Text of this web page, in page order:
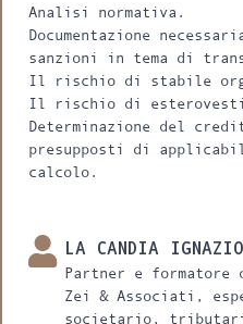
Analisi normativa.
Documentazione
sanzioni in tema di
Il rischio di stabile
Il rischio di
Determinazione del
presupposti di
calcolo.
LA CANDIA IGNAZIO
Partner e formatore
Zei & Associati,
societario,